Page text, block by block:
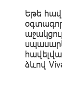
Եթե
ձևով